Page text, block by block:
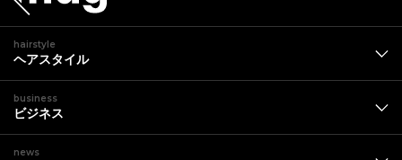
hairstyle
ヘアスタイル
business
ビジネス
news